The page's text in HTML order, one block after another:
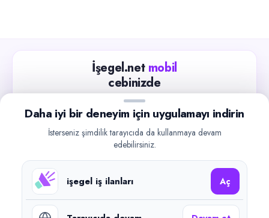
İşegel.net mobil
cebinizde
Güncel iş ilanlarını takip edin, işverenlerle hızlıca
iletişime geçin.
Google Play
Daha iyi bir deneyim için uygulamayı indirin
İsterseniz şimdilik tarayıcıda da kullanmaya devam
edebilirsiniz.
işegel iş ilanları Aç